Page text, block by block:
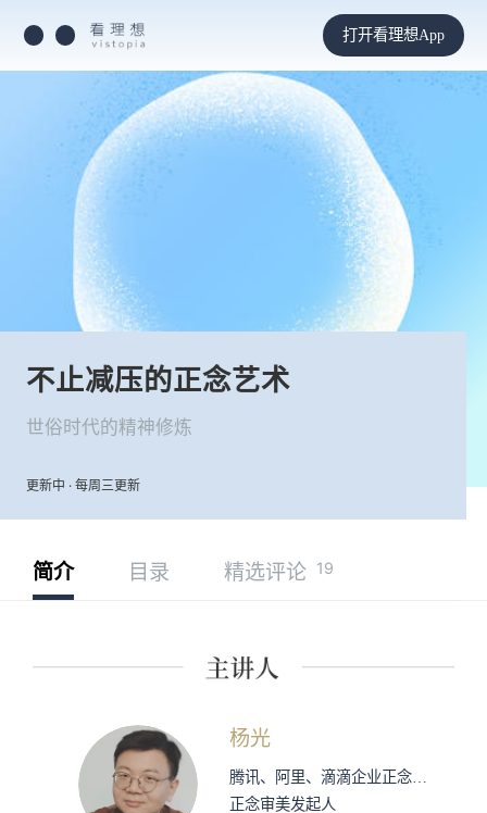
打开看理想App
不止减压的正念艺术
世俗时代的精神修炼
更新中 · 每周三更新
简介 目录 精选评论 19
杨光
正念审美发起人